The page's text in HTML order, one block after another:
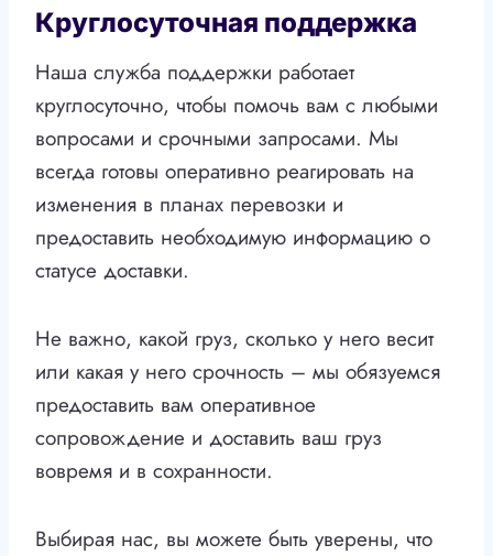
Круглосуточная поддержка
Наша служба поддержки работает
круглосуточно, чтобы помочь вам с любыми
вопросами и срочными запросами. Мы
всегда готовы оперативно реагировать на
изменения в планах перевозки и
предоставить необходимую информацию о
статусе доставки.
Не важно, какой груз, сколько у него весит
или какая у него срочность – мы обязуемся
предоставить вам оперативное
сопровождение и доставить ваш груз
вовремя и в сохранности.
Выбирая нас, вы можете быть уверены, что